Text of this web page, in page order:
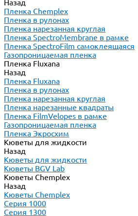
Назад
Пленка Chemplex
Пленка в рулонах
Пленка нарезанная круглая
Пленка SpectroMembrane в рамке
Пленка SpectroFilm самоклеящаяся
Газопроницаемая пленка
Пленка Fluxana
Назад
Пленка Fluxana
Пленка в рулонах
Пленка нарезанная круглая
Пленка нарезанные квадраты
Пленка FilmVelopes в рамке
Газопроницаемая пленка
Пленка Экросхим
Кюветы для жидкости
Назад
Кюветы для жидкости
Кюветы BGV Lab
Кюветы Chemplex
Назад
Кюветы Chemplex
Серия 1000
Серия 1300